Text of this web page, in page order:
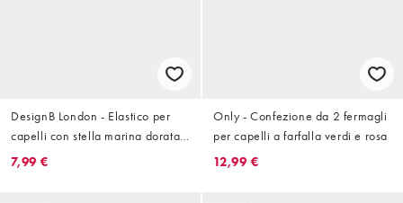
DesignB London - Elastico per
capelli con stella marina dorata
in metallo
7,99 €
Only - Confezione da 2 fermagli
per capelli a farfalla verdi e rosa
12,99 €